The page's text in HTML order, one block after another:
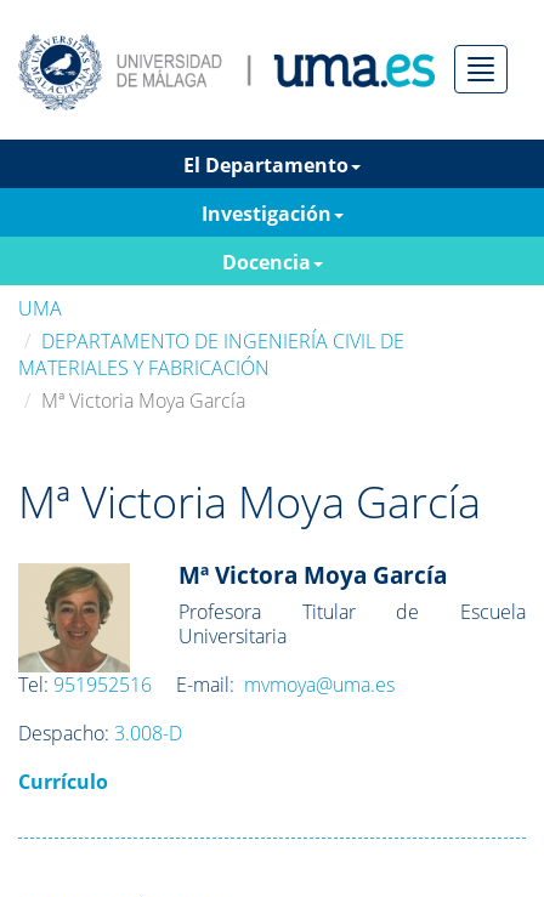
Menú
El Departamento
Investigación
Docencia
UMA
DEPARTAMENTO DE INGENIERÍA CIVIL DE
MATERIALES Y FABRICACIÓN
Mª Victoria Moya García
Mª Victoria Moya García
Mª Victora Moya García
Profesora Titular de Escuela
Universitaria
Tel: 951952516 E-mail: mvmoya@uma.es
Despacho: 3.008-D
Currículo